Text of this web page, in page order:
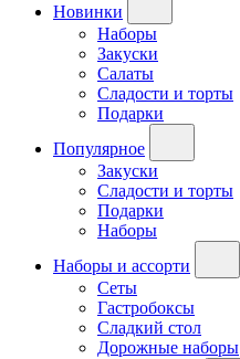
Новинки
Наборы
Закуски
Салаты
Сладости и торты
Подарки
Популярное
Закуски
Сладости и торты
Подарки
Наборы
Наборы и ассорти
Сеты
Гастробоксы
Сладкий стол
Дорожные наборы